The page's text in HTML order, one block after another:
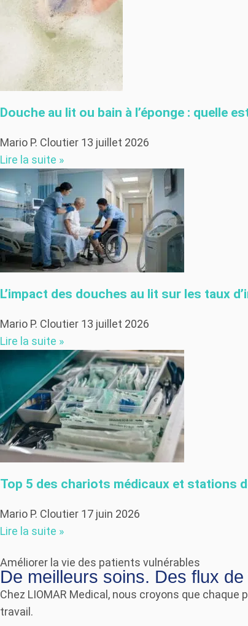
Douche au lit ou bain à l’éponge : quelle
Mario P. Cloutier 13 juillet 2026
Lire la suite »
L’impact des douches au lit sur les taux
Mario P. Cloutier 13 juillet 2026
Lire la suite »
Top 5 des chariots médicaux et stations
Mario P. Cloutier 17 juin 2026
Lire la suite »
Améliorer la vie des patients vulnérables
De meilleurs soins. Des flux
Chez LIOMAR Medical, nous croyons que
travail.